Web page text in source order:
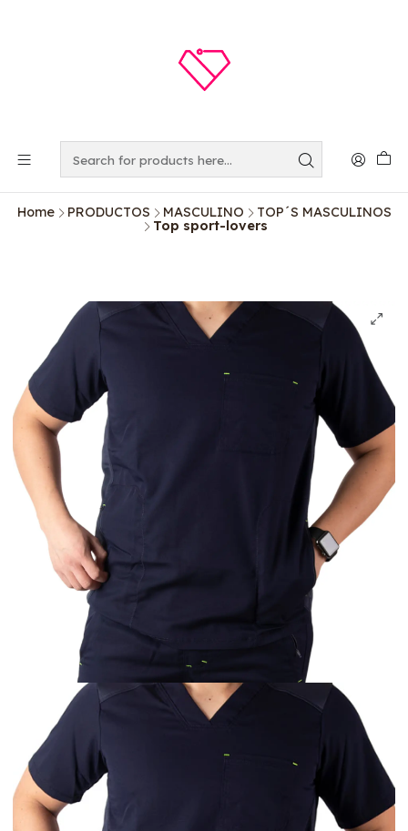
Home PRODUCTOS MASCULINO
TOP´S MASCULINOS
Top sport-lovers